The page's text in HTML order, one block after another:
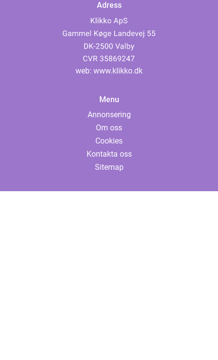
Adress
web: www.klikko.dk
Menu
Annonsering
Om oss
Cookies
Kontakta oss
Sitemap